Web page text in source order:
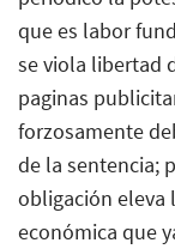
que es labor
se viola libertad
paginas
forzosamente
de la sentencia;
obligación eleva
económica que